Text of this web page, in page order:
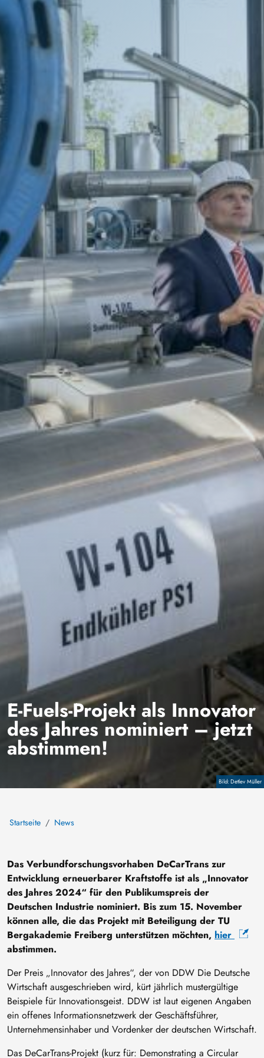
CopyrightDetlev Müller
E-Fuels-Projekt als Innovator
des Jahres nominiert – jetzt
abstimmen!
Startseite News
Das Verbundforschungsvorhaben DeCarTrans zur
Entwicklung erneuerbarer Kraftstoffe ist als „Innovator
des Jahres 2024“ für den Publikumspreis der
Deutschen Industrie nominiert. Bis zum 15. November
können alle, die das Projekt mit Beteiligung der TU
Bergakademie Freiberg unterstützen möchten, hier
abstimmen.
Der Preis „Innovator des Jahres“, der von DDW Die Deutsche
Wirtschaft ausgeschrieben wird, kürt jährlich mustergültige
Beispiele für Innovationsgeist. DDW ist laut eigenen Angaben
ein offenes Informationsnetzwerk der Geschäftsführer,
Unternehmensinhaber und Vordenker der deutschen Wirtschaft.
Das DeCarTrans-Projekt (kurz für: Demonstrating a Circular